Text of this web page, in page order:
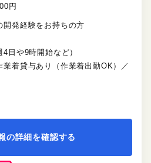
円
発経験をお持ちの方
日や9時開始など）
着貸与あり（作業着出勤OK）／
の詳細を確認する